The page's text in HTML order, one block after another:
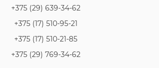
+375 (29) 639-34-62
+375 (17) 510-95-21
+375 (17) 510-21-85
+375 (29) 769-34-62